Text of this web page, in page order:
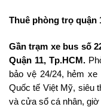
Thuê phòng trọ quận
Gần trạm xe bus số
Quận 11, Tp.HCM.
bảo vệ 24/24, hẻm
Quốc tế Việt Mỹ, siêu
và cửa sổ cá nhân,